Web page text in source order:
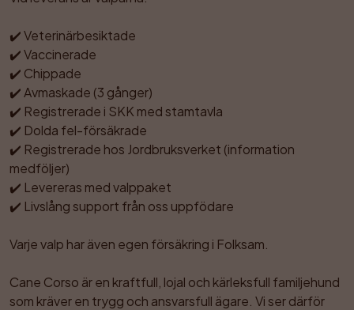
✔️ Veterinärbesiktade
✔️ Vaccinerade
✔️ Chippade
✔️ Avmaskade (3 gånger)
✔️ Registrerade i SKK med stamtavla
✔️ Dolda fel-försäkrade
✔️ Registrerade hos Jordbruksverket (information
medföljer)
✔️ Levereras med valppaket
✔️ Livslång support från oss uppfödare
Varje valp har även egen försäkring i Folksam.
Cane Corso är en kraftfull, lojal och kärleksfull familjehund
som kräver en trygg och ansvarsfull ägare. Vi ser därför